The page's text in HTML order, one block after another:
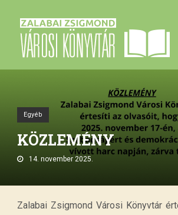
Egyéb
KÖZLEMÉNY
14. november 2025.
Zalabai Zsigmond Városi Könyvtár